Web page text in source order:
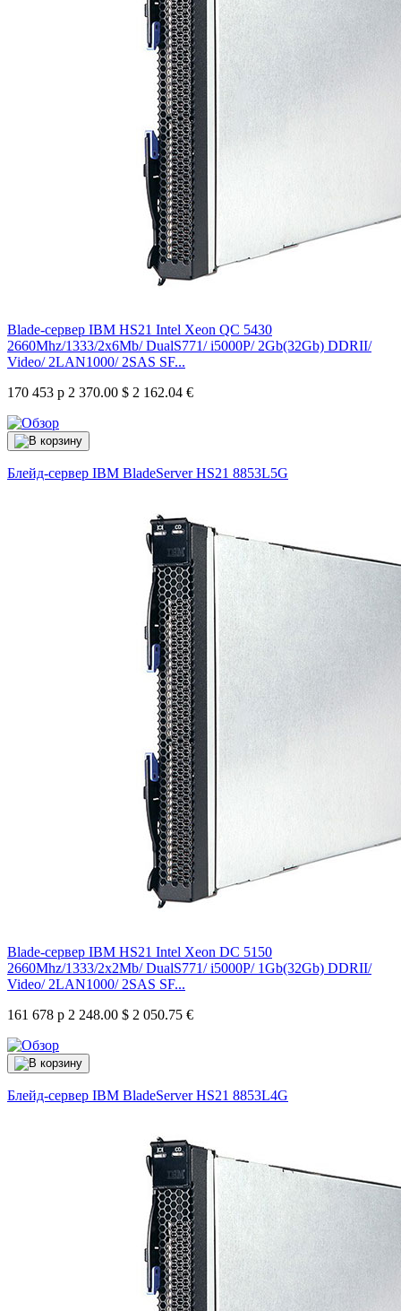
Blade-сервер IBM HS21 Intel Xeon QC 5430
2660Mhz/1333/2x6Mb/ DualS771/ i5000P/ 2Gb(32Gb) DDRII/
Video/ 2LAN1000/ 2SAS SF...
170 453 р 2 370.00 $ 2 162.04 €
Блейд-сервер IBM BladeServer HS21 8853L5G
Blade-сервер IBM HS21 Intel Xeon DC 5150
2660Mhz/1333/2x2Mb/ DualS771/ i5000P/ 1Gb(32Gb) DDRII/
Video/ 2LAN1000/ 2SAS SF...
161 678 р 2 248.00 $ 2 050.75 €
Блейд-сервер IBM BladeServer HS21 8853L4G